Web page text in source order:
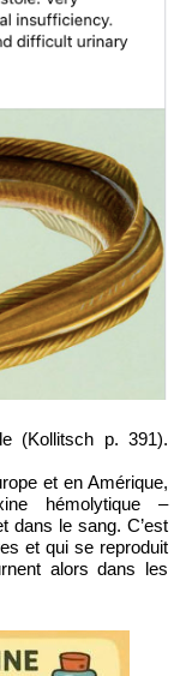
(Kollitsch p. 391).
et en Amérique,
hémolytique –
dans le sang. C’est
et qui se reproduit
alors dans les